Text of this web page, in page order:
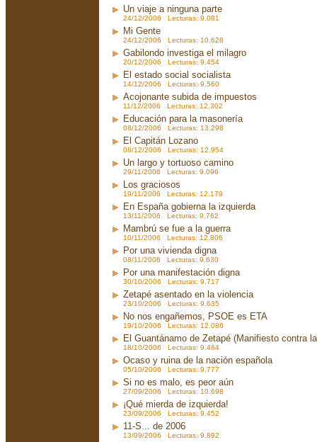
Un viaje a ninguna parte
24/12/2006 Lecturas: 9.081
Mi Gente
24/12/2006 Lecturas: 10.628
Gabilondo investiga el milagro
20/12/2006 Lecturas: 9.454
El estado social socialista
14/12/2006 Lecturas: 9.560
Acojonante subida de impuestos
11/12/2006 Lecturas: 12.302
Educación para la masonería
08/12/2006 Lecturas: 13.298
El Capitán Lozano
08/12/2006 Lecturas: 12.954
Un largo y tortuoso camino
29/11/2006 Lecturas: 9.096
Los graciosos
19/11/2006 Lecturas: 12.179
En España gobierna la izquierda
13/11/2006 Lecturas: 9.762
Mambrú se fue a la guerra
10/11/2006 Lecturas: 12.806
Por una vivienda digna
08/11/2006 Lecturas: 9.630
Por una manifestación digna
30/10/2006 Lecturas: 9.717
Zetapé asentado en la violencia
23/10/2006 Lecturas: 9.635
No nos engañemos, PSOE es ETA
19/10/2006 Lecturas: 12.086
El Guantánamo de Zetapé (Manifiesto contra
18/10/2006 Lecturas: 9.464
Ocaso y ruina de la nación española
05/10/2006 Lecturas: 9.777
Si no es malo, es peor aún
27/09/2006 Lecturas: 10.698
¡Qué mierda de izquierda!
23/09/2006 Lecturas: 9.452
11-S... de 2006
13/09/2006 Lecturas: 9.892